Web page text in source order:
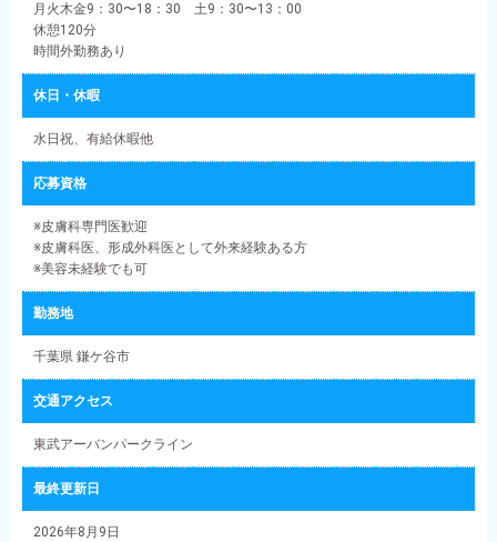
月火木金9：30〜18：30 土9：30〜13：00
休憩120分
時間外勤務あり
休日・休暇
水日祝、有給休暇他
応募資格
※皮膚科専門医歓迎
※皮膚科医、形成外科医として外来経験ある方
※美容未経験でも可
勤務地
千葉県 鎌ケ谷市
交通アクセス
東武アーバンパークライン
最終更新日
2026年8月9日